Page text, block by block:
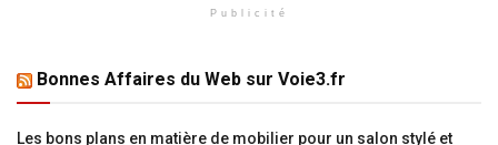
Publicité
Bonnes Affaires du Web sur Voie3.fr
Les bons plans en matière de mobilier pour un salon stylé et